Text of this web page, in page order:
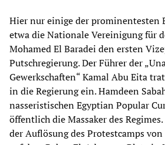
Hier nur einige der prominentesten
etwa die Nationale Vereinigung für
Mohamed El Baradei den ersten
Putschregierung. Der Führer der
Gewerkschaften“ Kamal Abu Eita
in die Regierung ein. Hamdeen
nasseristischen Egyptian Popular
öffentlich die Massaker des
der Auflösung des Protestcamps